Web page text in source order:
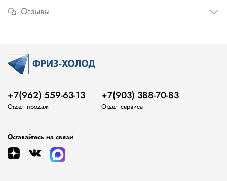
Отзывы
+7(962) 559-63-13
Отдел продаж
+7(903) 388-70-83
Отдел сервиса
Оставайтесь на связи